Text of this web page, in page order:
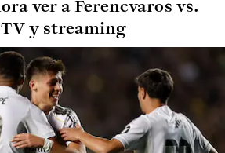
ver a Ferencvaros vs.
y streaming